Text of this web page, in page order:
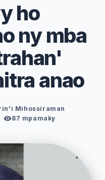
ho
ny mba
anao
Mihossiraman
87 mpamaky